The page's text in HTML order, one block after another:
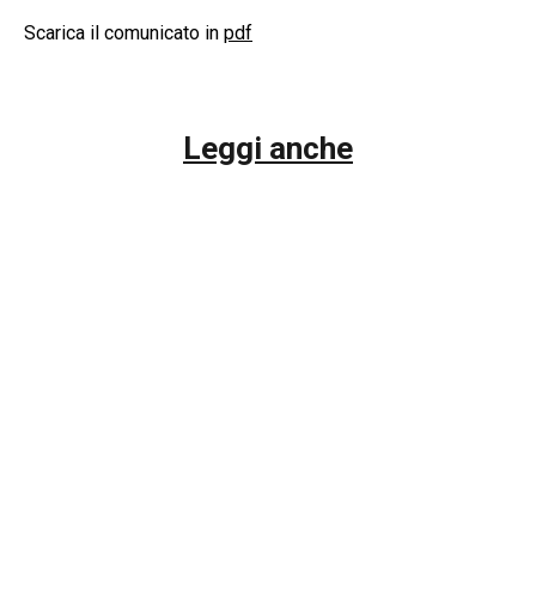
Scarica il comunicato in pdf
Leggi anche